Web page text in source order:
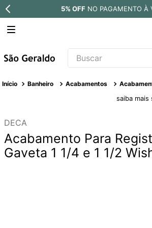
5% OFF NO PAGAMENTO À
Buscar
Banheiro Acabamentos
saiba
DECA
Acabamento Para
Gaveta 1 1/4 e 1 1/2
TERMOS MAIS BUSCADOS
4 º
torneira